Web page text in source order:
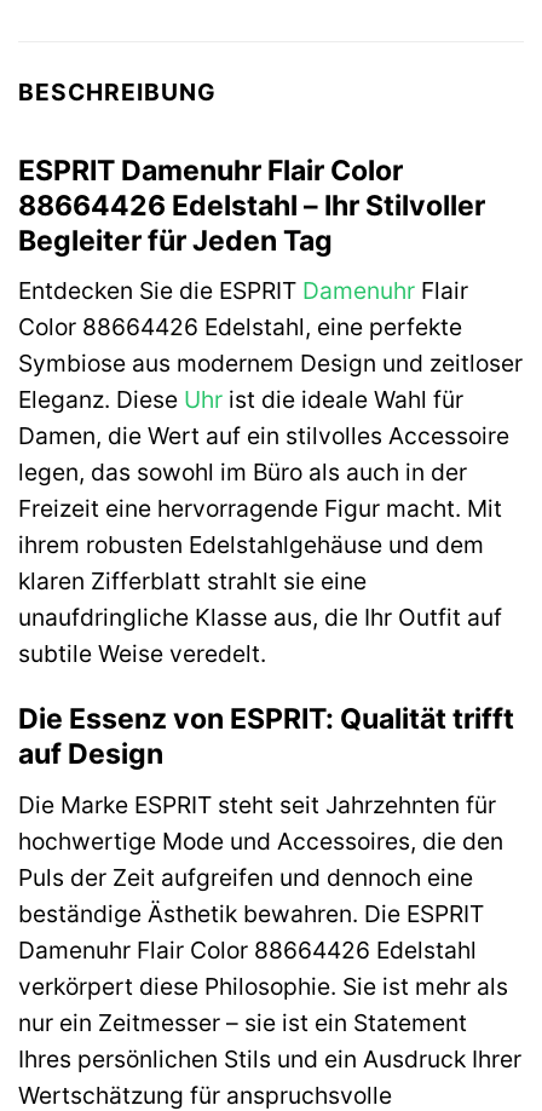
BESCHREIBUNG
ESPRIT Damenuhr Flair Color
88664426 Edelstahl – Ihr Stilvoller
Begleiter für Jeden Tag
Entdecken Sie die ESPRIT Damenuhr Flair
Color 88664426 Edelstahl, eine perfekte
Symbiose aus modernem Design und zeitloser
Eleganz. Diese Uhr ist die ideale Wahl für
Damen, die Wert auf ein stilvolles Accessoire
legen, das sowohl im Büro als auch in der
Freizeit eine hervorragende Figur macht. Mit
ihrem robusten Edelstahlgehäuse und dem
klaren Zifferblatt strahlt sie eine
unaufdringliche Klasse aus, die Ihr Outfit auf
subtile Weise veredelt.
Die Essenz von ESPRIT: Qualität trifft
auf Design
Die Marke ESPRIT steht seit Jahrzehnten für
hochwertige Mode und Accessoires, die den
Puls der Zeit aufgreifen und dennoch eine
beständige Ästhetik bewahren. Die ESPRIT
Damenuhr Flair Color 88664426 Edelstahl
verkörpert diese Philosophie. Sie ist mehr als
nur ein Zeitmesser – sie ist ein Statement
Ihres persönlichen Stils und ein Ausdruck Ihrer
Wertschätzung für anspruchsvolle